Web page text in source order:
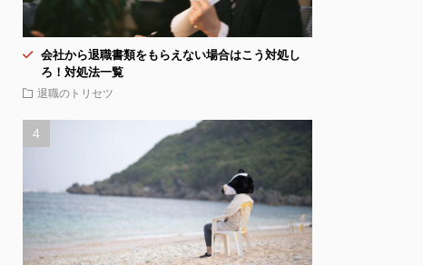
会社から退職書類をもらえない場合はこう対処し
ろ！対処法一覧
退職のトリセツ